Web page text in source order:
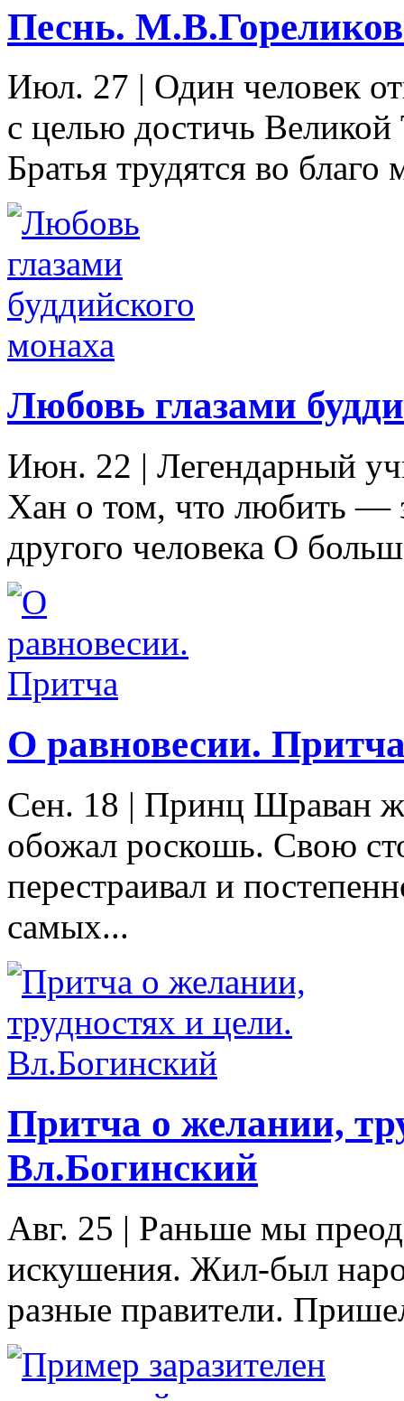
Песнь.
Июл. 27 | Один человек
с целью достичь
Братья трудятся во
Любовь глазами
Июн. 22 | Легендарный
Хан о том, что любить —
другого человека О
О равновесии.
Сен. 18 | Принц Шраван
обожал роскошь. Свою
перестраивал и
самых...
Притча о желании,
Вл.Богинский
Авг. 25 | Раньше мы
искушения. Жил-был
разные правители.